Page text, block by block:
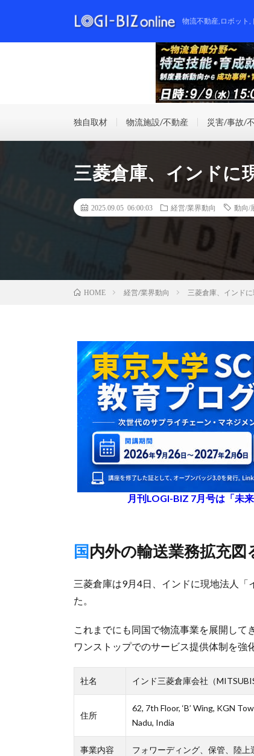
物流不動産,ロボット,
独自取材 物流施設/不動産 災害/事故/
三菱倉庫、インドに
2025.09.05 06:00:03 経営/業界動向 動向/
HOME 経営/業界動向 三菱倉庫、インド
月刊LOGI-BIZ 7月号は「未
国内外の輸送業務拡充図
三菱倉庫は9月4日、インドに現地法人
た。
これまでにも同国で物流事業を展開して
ワンストップでのサービス提供体制を強
社名 インド三菱倉庫会社（
住所
62, 7th Floor, ‘B’ Wing, KGN
Nadu, India
事業内容 フォワーディング、保管、陸上